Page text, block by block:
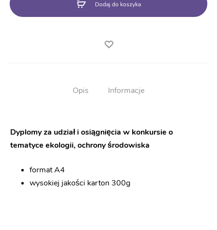
Dodaj do koszyka
Opis Informacje
Dyplomy za udział i osiągnięcia w konkursie o
tematyce ekologii, ochrony środowiska
format A4
wysokiej jakości karton 300g